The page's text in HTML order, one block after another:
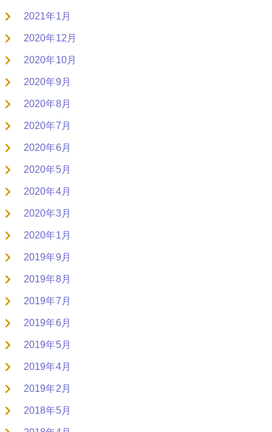
2021年1月
2020年12月
2020年10月
2020年9月
2020年8月
2020年7月
2020年6月
2020年5月
2020年4月
2020年3月
2020年1月
2019年9月
2019年8月
2019年7月
2019年6月
2019年5月
2019年4月
2019年2月
2018年5月